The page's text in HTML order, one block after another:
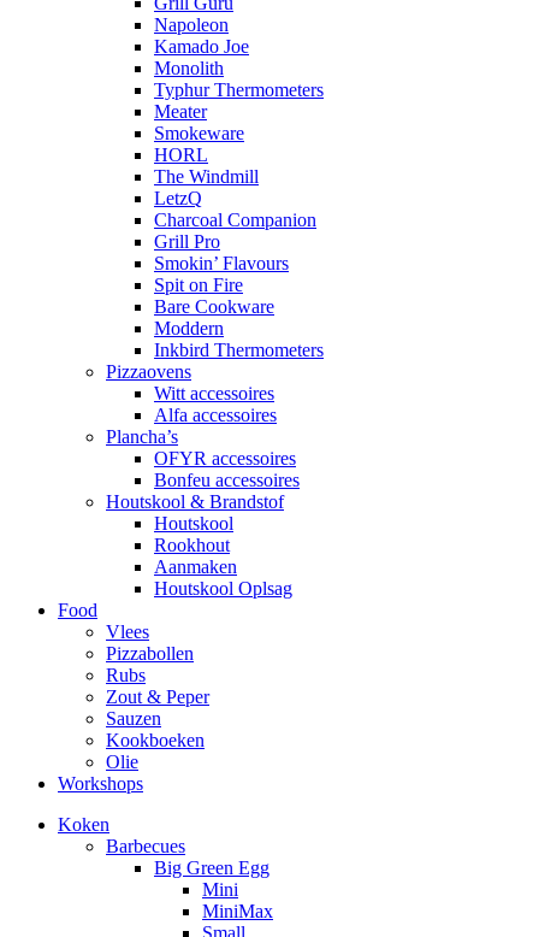
Napoleon
Kamado Joe
Monolith
Typhur Thermometers
Meater
Smokeware
HORL
The Windmill
LetzQ
Charcoal Companion
Grill Pro
Smokin’ Flavours
Spit on Fire
Bare Cookware
Moddern
Inkbird Thermometers
Pizzaovens
Witt accessoires
Alfa accessoires
Plancha’s
OFYR accessoires
Bonfeu accessoires
Houtskool & Brandstof
Houtskool
Rookhout
Aanmaken
Houtskool Oplsag
Food
Vlees
Pizzabollen
Rubs
Zout & Peper
Sauzen
Kookboeken
Olie
Workshops
Koken
Barbecues
Big Green Egg
Mini
MiniMax
Small